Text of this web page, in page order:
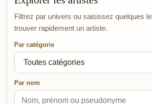
Filtrez par univers ou saisissez quelques
trouver rapidement un artiste.
Par catégorie
Par nom